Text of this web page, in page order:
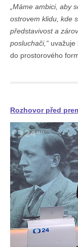
„Máme ambici, aby
ostrovem klidu, kde
představivost a
posluchači,“ uvažuje
do prostorového
Rozhovor před